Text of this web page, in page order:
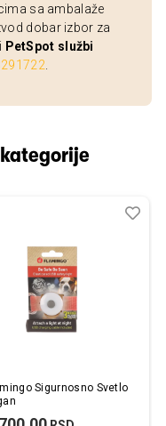
sa ambalaže
dobar izbor za
PetSpot službi
Sigurnosno Svetlo